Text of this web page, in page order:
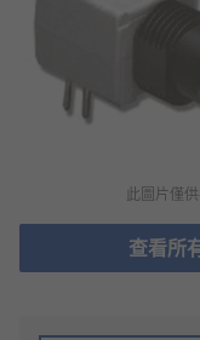
此圖片僅
查看所